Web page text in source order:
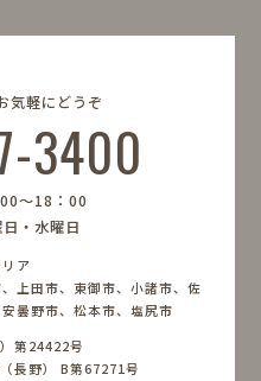
気軽にどうぞ
3400
〜18：00
・水曜日
ア
上田市、東御市、小諸市、佐
曇野市、松本市、塩尻市
第24422号
長野） B第67271号